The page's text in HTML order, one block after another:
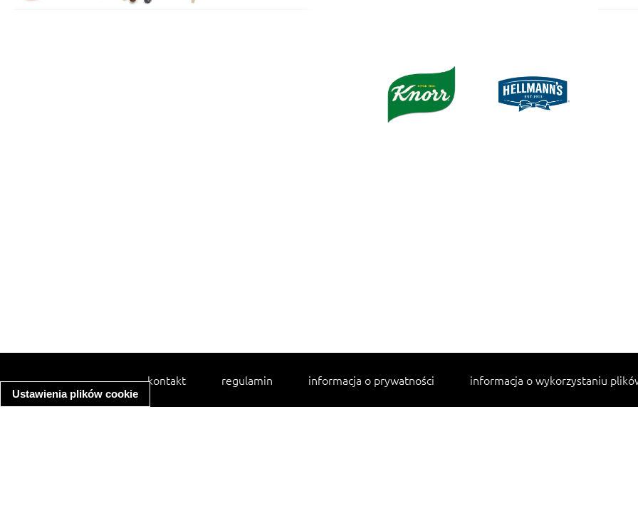
Ustawienia plików cookie
kontakt regulamin informacja o prywatności informacja o wykorzystaniu
Najpopularniejsze przepisy